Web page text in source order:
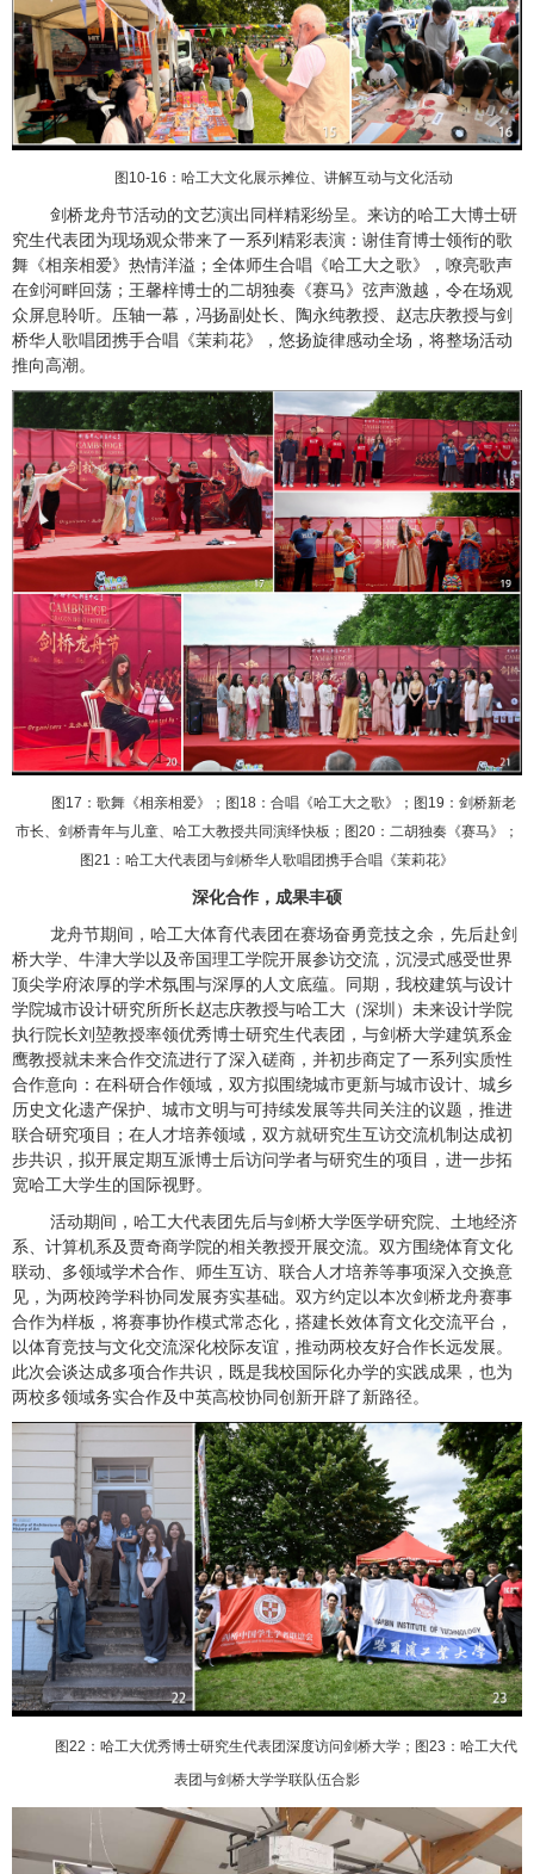
图10-16 ：哈工大文化展示摊位、讲解互动与文化活动
剑桥龙舟节活动的文艺演出同样精彩纷呈。来访的哈工大博士研
究生代表团为现场观众带来了一系列精彩表演：谢佳育博士领衔的歌
舞《相亲相爱》热情洋溢；全体师生合唱《哈工大之歌》，嘹亮歌声
在剑河畔回荡；王馨梓博士的二胡独奏《赛马》弦声激越，令在场观
众屏息聆听。压轴一幕，冯扬副处长、陶永纯教授、赵志庆教授与剑
桥华人歌唱团携手合唱《茉莉花》，悠扬旋律感动全场，将整场活动
推向高潮。
图 17 ：歌舞《相亲相爱》；图 18：合唱《哈工大之歌》；图 19 ：剑桥新老
市长、剑桥青年与儿童、哈工大教授共同演绎快板；图20 ：二胡独奏《赛马》；
图21 ：哈工大代表团与剑桥华人歌唱团携手合唱《茉莉花》
深化合作，成果丰硕
龙舟节期间，哈工大体育代表团在赛场奋勇竞技之余，先后赴剑
桥大学、牛津大学以及帝国理工学院开展参访交流，沉浸式感受世界
顶尖学府浓厚的学术氛围与深厚的人文底蕴。同期，我校建筑与设计
学院城市设计研究所所长赵志庆教授与哈工大（深圳）未来设计学院
执行院长刘堃教授率领优秀博士研究生代表团，与剑桥大学建筑系金
鹰教授就未来合作交流进行了深入磋商，并初步商定了一系列实质性
合作意向：在科研合作领域，双方拟围绕城市更新与城市设计、城乡
历史文化遗产保护、城市文明与可持续发展等共同关注的议题，推进
联合研究项目；在人才培养领域，双方就研究生互访交流机制达成初
步共识，拟开展定期互派博士后访问学者与研究生的项目，进一步拓
宽哈工大学生的国际视野。
活动期间，哈工大代表团先后与剑桥大学医学研究院、土地经济
系、计算机系及贾奇商学院的相关教授开展交流。双方围绕体育文化
联动、多领域学术合作、 师生互访、联合人才培养等事项深入交换意
见，为两校跨学科协同发展夯实基础。双方约定以本次剑桥龙舟赛事
合作为样板，将赛事协作模式常态化，搭建长效体育文化交流平台，
以体育竞技与文化交流深化校际友谊，推动两校友好合作长远发展。
此次会谈达成多项合作共识，既是我校国际化办学的实践成果，也为
两校多领域务实合作及中英高校协同创新开辟了新路径。
图22 ：哈工大优秀博士研究生代表团深度访问剑桥大学； 图23 ：哈工大代
表团与剑桥大学学联队伍合影